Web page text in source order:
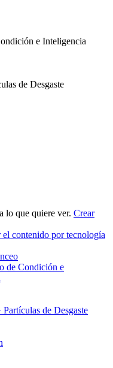
e Inteligencia
de Desgaste
lo que quiere ver. Crear
contenido por tecnología
de Condición e
de Desgaste